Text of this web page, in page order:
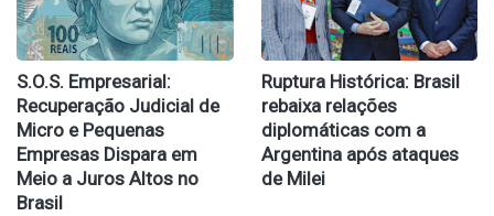
S.O.S. Empresarial:
Recuperação Judicial de
Micro e Pequenas
Empresas Dispara em
Meio a Juros Altos no
Brasil
Ruptura Histórica: Brasil
rebaixa relações
diplomáticas com a
Argentina após ataques
de Milei